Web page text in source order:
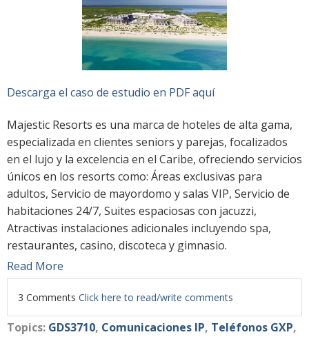
Descarga el caso de estudio en PDF aquí
Majestic Resorts es una marca de hoteles de alta gama,
especializada en clientes seniors y parejas, focalizados
en el lujo y la excelencia en el Caribe, ofreciendo servicios
únicos en los resorts como: Áreas exclusivas para
adultos, Servicio de mayordomo y salas VIP, Servicio de
habitaciones 24/7, Suites espaciosas con jacuzzi,
Atractivas instalaciones adicionales incluyendo spa,
restaurantes, casino, discoteca y gimnasio.
Read More
3 Comments Click here to read/write comments
Topics: GDS3710, Comunicaciones IP, Teléfonos GXP,